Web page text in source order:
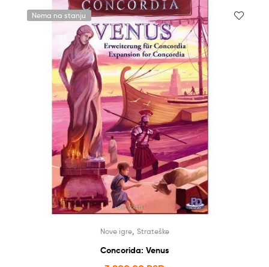
Nema na stanju
Nove igre, Strateške
Concorida: Venus